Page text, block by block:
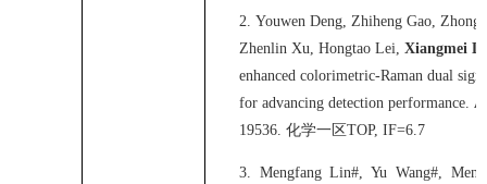
2. Youwen Deng, Zhiheng Gao,
Zhenlin Xu, Hongtao Lei, Xiangmei
enhanced colorimetric-Raman dual
for advancing detection performance.
19536. 化学一区TOP, IF=6.7
3. Mengfang Lin#, Yu Wang#,